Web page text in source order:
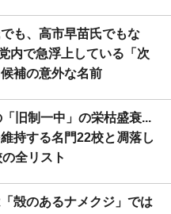
も、高市早苗氏でもな
内で急浮上している「次
補の意外な名前
旧制一中」の栄枯盛衰...
持する名門22校と凋落し
全リスト
殻のあるナメクジ」では